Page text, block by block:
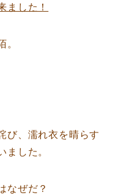
ました！
。
び、濡れ衣を晴らす
ました。
なぜだ？